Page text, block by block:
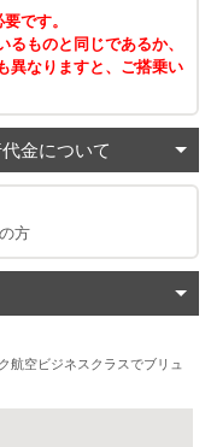
です。
ものと同じであるか、
異なりますと、ご搭乗い
金について
方
航空ビジネスクラスでブリュ